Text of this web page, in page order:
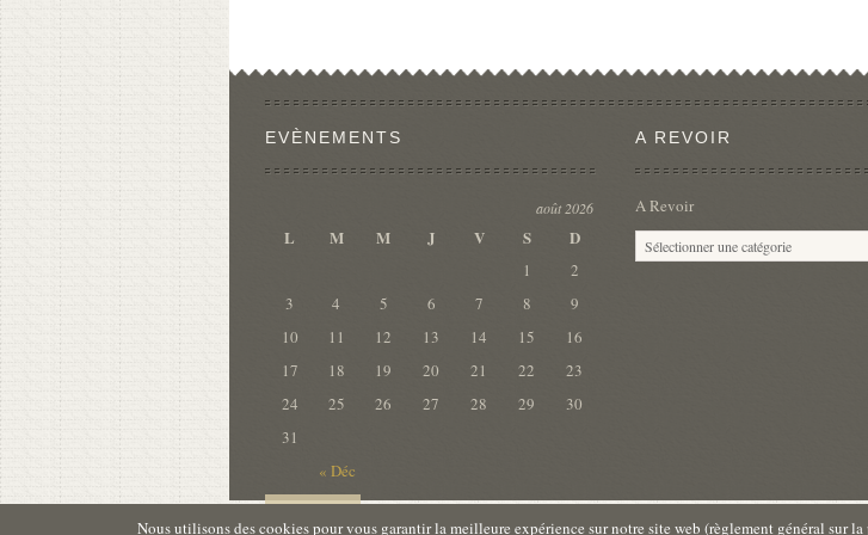
EVÈNEMENTS
août 2026
L M M J V S D
« Déc
1
2
3
4 5 6 7 8
9
10
11 12 13 14 15
16
17
18 19 20 21 22
23
24
25 26 27 28 29
30
31
A REVOIR
A Revoir
Nous utilisons des cookies pour vous garantir la meilleure expérience sur notre site web (règlement général sur